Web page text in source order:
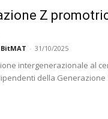
Z
- 31/10/2025
intergenerazionale al
della